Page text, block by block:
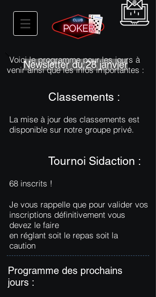
Newsletter du 28janvier
Voici le programme pour les jours à
venir ainsi que les infos importantes :
Classements :
La mise à jour des classements est
disponible sur notre groupe privé.
Tournoi Sidaction :
68 inscrits !
Je vous rappelle que pour valider vos
inscriptions définitivement vous
devez le faire
en réglant soit le repas soit la
caution
Programme des prochains
jours :